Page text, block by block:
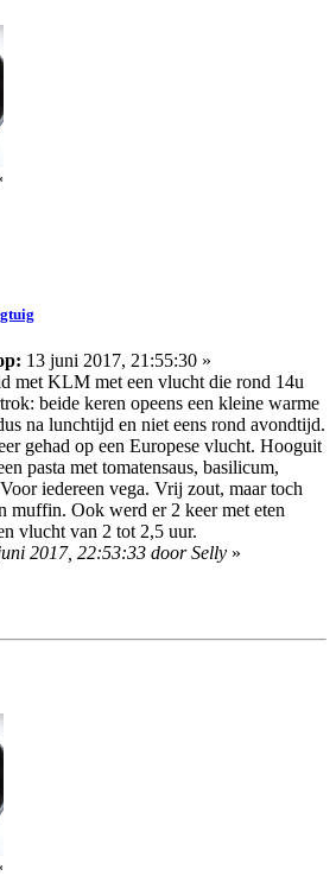
13 juni 2017, 21:55:30 »
met KLM met een vlucht die rond 14u
beide keren opeens een kleine warme
na lunchtijd en niet eens rond avondtijd.
gehad op een Europese vlucht. Hooguit
pasta met tomatensaus, basilicum,
iedereen vega. Vrij zout, maar toch
muffin. Ook werd er 2 keer met eten
vlucht van 2 tot 2,5 uur.
2017, 22:53:33 door Selly »